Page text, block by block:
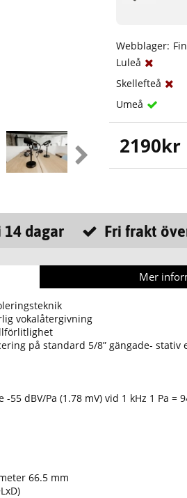
Webblager:
Luleå
Skellefteå
Umeå
2190kr
dagar Fri frakt
Mer
vokalåtergivning
på standard 5/8” gängade- stativ
dBV/Pa (1.78 mV) vid 1 kHz 1 Pa =
66.5 mm